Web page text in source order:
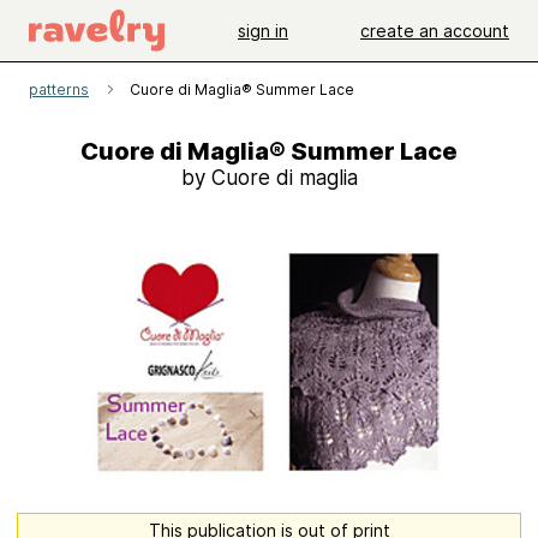
sign in create an account
patterns Cuore di Maglia® Summer Lace
Cuore di Maglia® Summer Lace
by Cuore di maglia
This publication is out of print